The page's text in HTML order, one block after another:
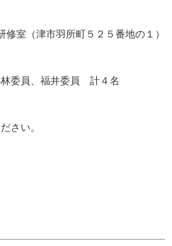
室（津市羽所町５２５番地の１）
委員、福井委員 計４名
さい。